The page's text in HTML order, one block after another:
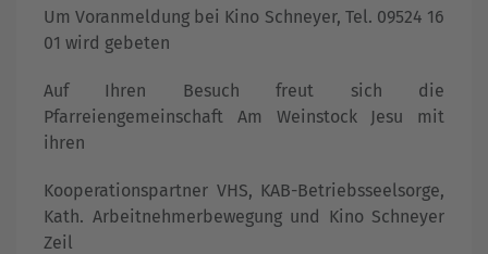
Um Voranmeldung bei Kino Schneyer, Tel. 09524 16
01 wird gebeten
Auf Ihren Besuch freut sich die
Pfarreiengemeinschaft Am Weinstock Jesu mit
ihren
Kooperationspartner VHS, KAB-Betriebsseelsorge,
Kath. Arbeitnehmerbewegung und Kino Schneyer
Zeil